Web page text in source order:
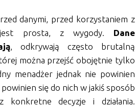
danymi, przed korzystaniem z
jest prosta, z wygody. Dane
, odkrywają często brutalną
można przejść obojętnie tylko
menadżer jednak nie powinien
się do nich w jakiś sposób
konkretne decyzje i działania.